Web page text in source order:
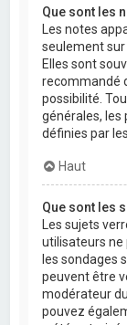
Que sont les
Les notes
seulement
Elles sont
recommandé
possibilité.
générales, les
définies par
Haut
Que sont les
Les sujets
utilisateurs ne
les sondages
peuvent être
modérateur
pouvez